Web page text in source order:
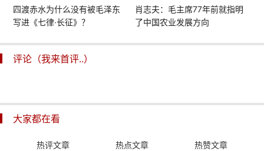
四渡赤水为什么没有被毛泽东
写进《七律·长征》？
肖志夫：毛主席77年前就指明
了中国农业发展方向
评论（我来首评..）
大家都在看
热评文章 热点文章 热赞文章